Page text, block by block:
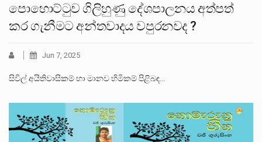
පොහොට්ටුව ගිලිහුණු දේශපාලනය අත්පත්
කර ගැනීමට අන්තවාදය වපුරනවද ?
Jun 7, 2025
සිවිල් අයිතිවාසිකම් හා මානව හිමිකම් පිළිබඳ…